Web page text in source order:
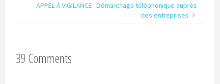
APPEL À VIGILANCE : Démarchage téléphonique auprès
des entreprises
39 Comments